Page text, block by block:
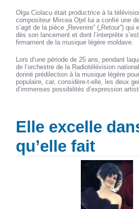
Olga Ciolacu était productrice à la
compositeur Mircea Oţel lui a confié une
s’agit de la pièce „Revenire” („Retour”)
dès son lancement et dont l’interprète
firmament de la musique légère moldave.
Lors d’une période de 25 ans, pendant
de l’orchestre de la Radiotélévision
donné prédilection à la musique légère
populaire, car, considère-t-elle, les deux
d’immenses possibilités d’expression
Elle excelle
qu’elle fait